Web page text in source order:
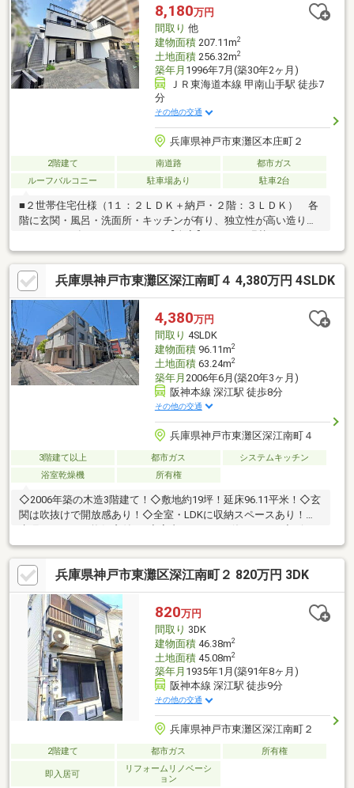
8,180万円
間取り 他
建物面積207.11m2
土地面積256.32m2
築年月 1996年7月(築30年2ヶ月)
ＪＲ東海道本線 甲南山手駅 徒歩7
分
その他の交通
兵庫県神戸市東灘区本庄町２
2階建て 南道路
都市ガス
ルーフバルコニー
駐車場あり 駐車2台
■２世帯住宅仕様（1１：２ＬＤＫ＋納戸・２階：３ＬＤＫ） 各
階に玄関・風呂・洗面所・キッチンが有り、独立性が高い造りで
タイル上張り・給湯器交換・ハウスクリーニング・外壁塗装【１
階】・システムキッチン交換・システムバス交換・洗面化粧台交
換・トイレ/温水洗浄便座交換・洗濯水栓交換・畳交換・襖張替・
障子張替【２階】・キッチン水栓/コンロ交換・浴室シャワー水栓
交換・洗面化粧台交換・トイレ/温水洗浄便座交換・洗濯パン交
換・畳交換・襖張替・障子張替
兵庫県神戸市東灘区深江南町４ 4,380万円 4SLDK
4,380万円
間取り 4SLDK
建物面積96.11m2
土地面積63.24m2
築年月 2006年6月(築20年3ヶ月)
阪神本線 深江駅 徒歩8分
その他の交通
兵庫県神戸市東灘区深江南町４
3階建て以上 都市ガス
システムキッチン
浴室乾燥機
所有権
◇2006年築の木造3階建て！◇敷地約19坪！延床96.11平米！◇玄
関は吹抜けで開放感あり！◇全室・LDKに収納スペースあり！◇
水廻りすべてに換気窓付き♪◇室内キレイにお使いです！◇ビル
トインガレージで雨や紫外線から愛車を守れます♪（車種による）
◇リフォームプランのご提案もさせていただきます！～周辺環境
～◇阪神深江駅から徒歩8分！◇JR甲南山手駅から徒歩19分！◇
北側には国道43号線、阪神高速3号神戸線が走っています！〇本
庄小学校・・・徒歩12分〇本庄中学校・・・徒歩14分〇コープ
深江・・・徒歩10分〇磯島公園・・・徒歩2分
兵庫県神戸市東灘区深江南町２ 820万円 3DK
820万円
間取り 3DK
建物面積46.38m2
土地面積45.08m2
築年月 1935年1月(築91年8ヶ月)
阪神本線 深江駅 徒歩9分
その他の交通
兵庫県神戸市東灘区深江南町２
2階建て 都市ガス 所有権
即入居可
リフォームリノベーシ
ョン